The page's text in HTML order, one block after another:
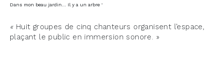
Dans mon beau jardin… Il y a un arbre ‘
« Huit groupes de cinq chanteurs organisent l’espace,
plaçant le public en immersion sonore. »